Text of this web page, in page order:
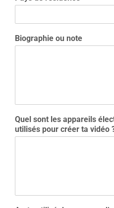
Biographie ou note
Quel sont les appareils
utilisés pour créer ta vidéo